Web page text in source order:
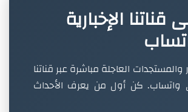
قناتنا الإخبارية
والمستجدات العاجلة مباشرة عبر قناتنا
واتساب. كن أول من يعرف الأحداث